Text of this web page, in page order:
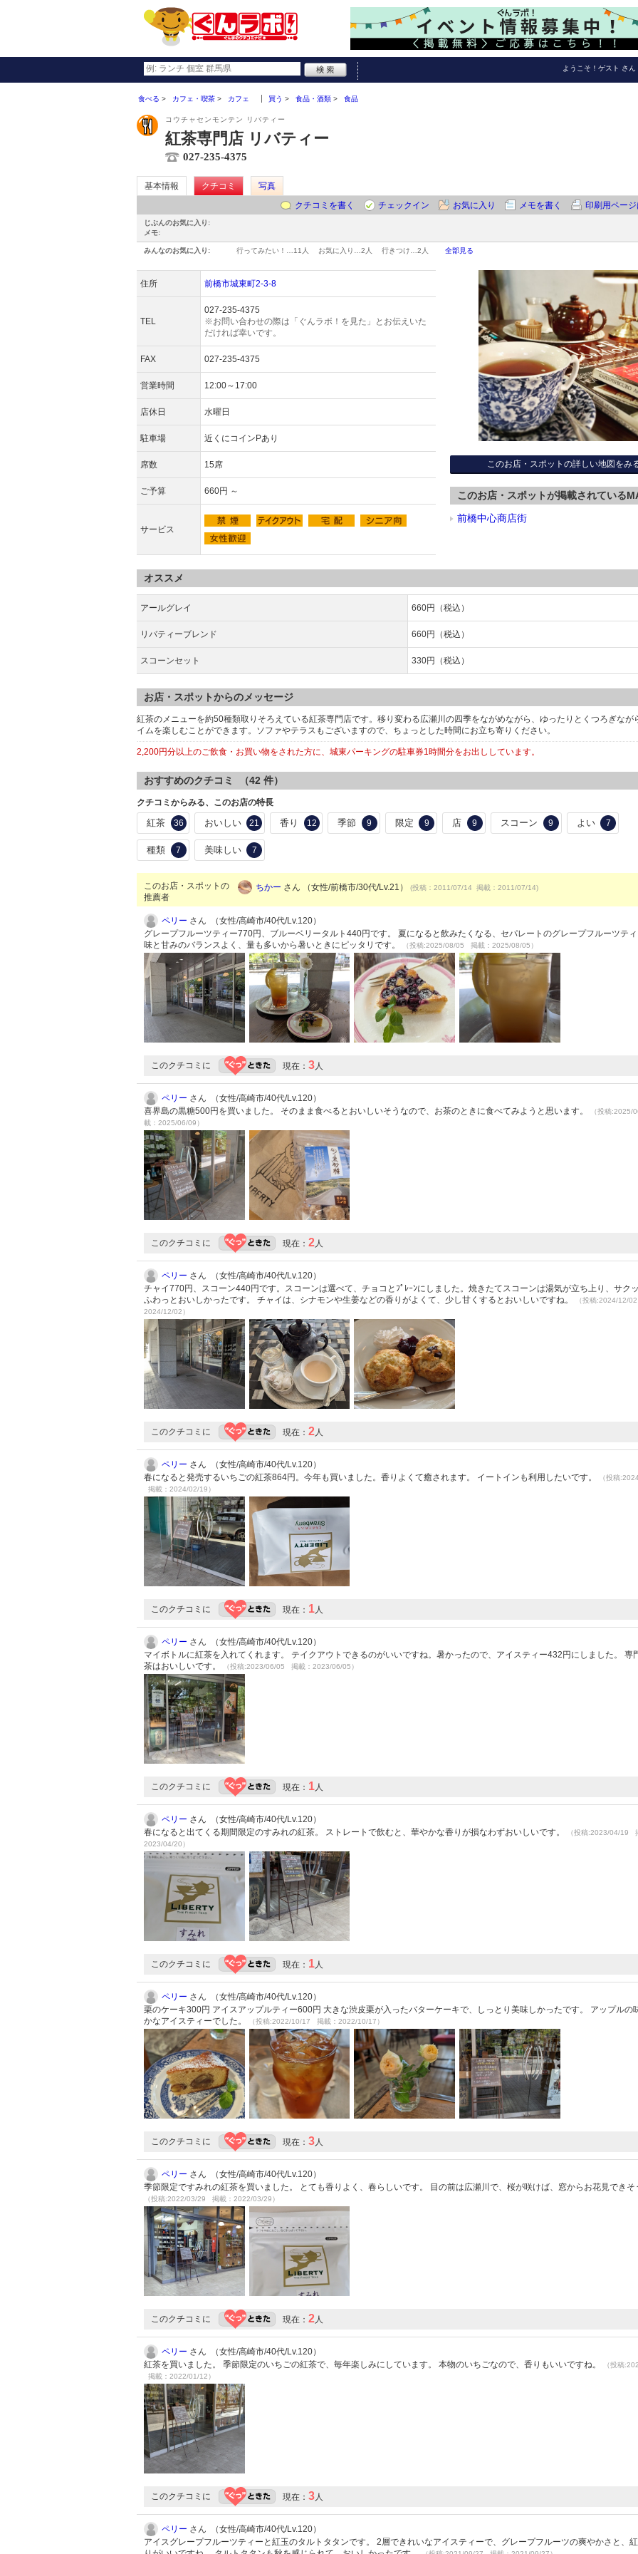
ようこそ！ ゲスト さん
食べる カフェ・喫茶 カフェ 買う 食品・酒類 食品
コウチャセンモンテン リバティー
紅茶専門店 リバティー
027-235-4375
基本情報 クチコミ
写真
クチコミを書く
チェックイン お気に入り メモを書く 印刷用ページ
じぶんのお気に入り:
メモ:
みんなのお気に入り: 行ってみたい！… 11人 お気に入り… 2人 行きつけ… 2人 全部見る
住所 前橋市城東町2-3-8
TEL
027-235-4375
※お問い合わせの際は「ぐんラボ！を見た」とお伝えいた
だければ幸いです。
FAX 027-235-4375
営業時間 12:00～17:00
店休日 水曜日
駐車場 近くにコインPあり
席数 15席
ご予算 660円 ～
サービス
このお店・スポットの詳しい地図をみ
このお店・スポットが掲載されている
前橋中心商店街
オススメ
アールグレイ 660円（税込）
リバティーブレンド 660円（税込）
スコーンセット 330円（税込）
お店・スポットからのメッセージ
紅茶のメニューを約50種類取りそろえている紅茶専門店です。移り変わる広瀬川の四季をながめながら、ゆったりとくつろぎなが
イムを楽しむことができます。ソファやテラスもございますので、ちょっとした時間にお立ち寄りください。
2,200円分以上のご飲食・お買い物をされた方に、城東パーキングの駐車券1時間分をお出ししています。
おすすめのクチコミ （42 件）
クチコミからみる、このお店の特長
紅茶 36 おいしい 21 香り 12 季節 9 限定 9 店 9 スコーン 9 よい 7
種類 7 美味しい 7
このお店・スポットの
推薦者
ちかー さん （女性/前橋市/30代/Lv.21） (投稿：2011/07/14 掲載：2011/07/14)
ペリー さん （女性/高崎市/40代/Lv.120）
グレープフルーツティー770円、ブルーベリータルト440円です。 夏になると飲みたくなる、セパレートのグレープフルーツテ
味と甘みのバランスよく、量も多いから暑いときにピッタリです。
（投稿:2025/08/05 掲載：2025/08/05）
このクチコミに 現在： 3人
ペリー さん （女性/高崎市/40代/Lv.120）
喜界島の黒糖500円を買いました。 そのまま食べるとおいしいそうなので、お茶のときに食べてみようと思います。
（投稿
載：2025/06/09）
このクチコミに 現在： 2人
ペリー さん （女性/高崎市/40代/Lv.120）
チャイ770円、スコーン440円です。スコーンは選べて、チョコとﾌﾟﾚｰﾝにしました。焼きたてスコーンは湯気が立ち上り、サク
ふわっとおいしかったです。 チャイは、シナモンや生姜などの香りがよくて、少し甘くするとおいしいですね。
（投稿:2024/12/
2024/12/02）
このクチコミに 現在： 2人
ペリー さん （女性/高崎市/40代/Lv.120）
春になると発売するいちごの紅茶864円。今年も買いました。香りよくて癒されます。 イートインも利用したいです。
（投稿
掲載：2024/02/19）
このクチコミに 現在： 1人
ペリー さん （女性/高崎市/40代/Lv.120）
マイボトルに紅茶を入れてくれます。 テイクアウトできるのがいいですね。暑かったので、アイスティー432円にしました。 専
茶はおいしいです。
（投稿:2023/06/05 掲載：2023/06/05）
このクチコミに 現在： 1人
ペリー さん （女性/高崎市/40代/Lv.120）
春になると出てくる期間限定のすみれの紅茶。 ストレートで飲むと、華やかな香りが損なわずおいしいです。
（投稿:2023/04/19
2023/04/20）
このクチコミに 現在： 1人
ペリー さん （女性/高崎市/40代/Lv.120）
栗のケーキ300円 アイスアップルティー600円 大きな渋皮栗が入ったバターケーキで、しっとり美味しかったです。 アップルの
かなアイスティーでした。
（投稿:2022/10/17 掲載：2022/10/17）
このクチコミに 現在： 3人
ペリー さん （女性/高崎市/40代/Lv.120）
季節限定ですみれの紅茶を買いました。 とても香りよく、春らしいです。 目の前は広瀬川で、桜が咲けば、窓からお花見できそ
（投稿:2022/03/29 掲載：2022/03/29）
このクチコミに 現在： 2人
ペリー さん （女性/高崎市/40代/Lv.120）
紅茶を買いました。 季節限定のいちごの紅茶で、毎年楽しみにしています。 本物のいちごなので、香りもいいですね。
（投稿
掲載：2022/01/12）
このクチコミに 現在： 3人
ペリー さん （女性/高崎市/40代/Lv.120）
アイスグレープフルーツティーと紅玉のタルトタタンです。 2層できれいなアイスティーで、グレープフルーツの爽やかさと、